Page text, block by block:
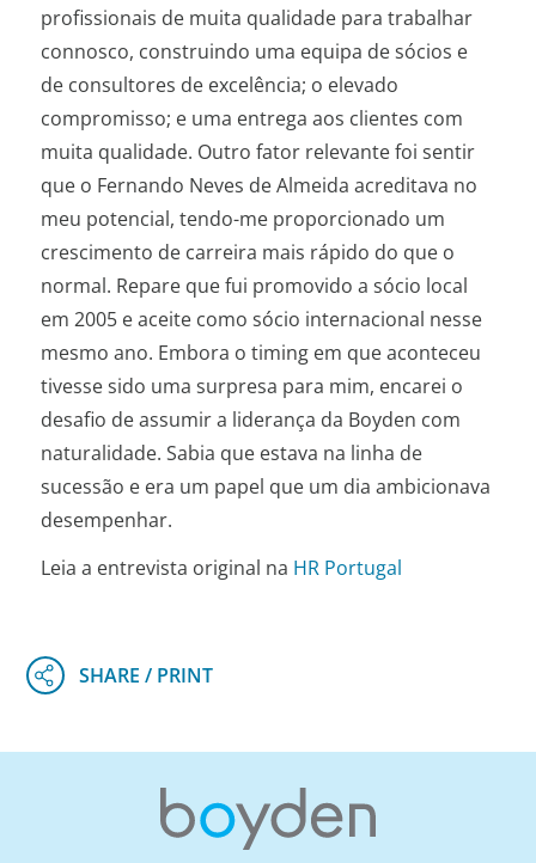
profissionais de muita qualidade para trabalhar
connosco, construindo uma equipa de sócios e
de consultores de excelência; o elevado
compromisso; e uma entrega aos clientes com
muita qualidade. Outro fator relevante foi sentir
que o Fernando Neves de Almeida acreditava no
meu potencial, tendo-me proporcionado um
crescimento de carreira mais rápido do que o
normal. Repare que fui promovido a sócio local
em 2005 e aceite como sócio internacional nesse
mesmo ano. Embora o timing em que aconteceu
tivesse sido uma surpresa para mim, encarei o
desafio de assumir a liderança da Boyden com
naturalidade. Sabia que estava na linha de
sucessão e era um papel que um dia ambicionava
desempenhar.
Leia a entrevista original na HR Portugal